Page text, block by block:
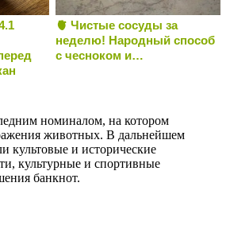
🫀 Чистые сосуды за
неделю! Народный способ
с чесноком и…
номиналом, на котором
животных. В дальнейшем
культовые и исторические
культурные и спортивные
банкнот.